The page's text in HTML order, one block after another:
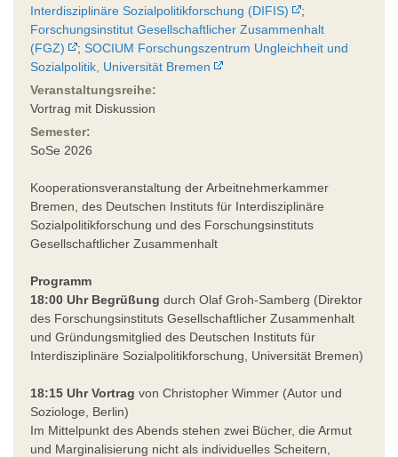
Interdisziplinäre Sozialpolitikforschung (DIFIS)
;
Forschungsinstitut Gesellschaftlicher Zusammenhalt
(FGZ)
; SOCIUM Forschungszentrum Ungleichheit und
Sozialpolitik, Universität Bremen
Veranstaltungsreihe:
Vortrag mit Diskussion
Semester:
SoSe 2026
Kooperationsveranstaltung der Arbeitnehmerkammer
Bremen, des Deutschen Instituts für Interdisziplinäre
Sozialpolitikforschung und des Forschungsinstituts
Gesellschaftlicher Zusammenhalt
Programm
18:00 Uhr Begrüßung durch Olaf Groh-Samberg (Direktor
des Forschungsinstituts Gesellschaftlicher Zusammenhalt
und Gründungsmitglied des Deutschen Instituts für
Interdisziplinäre Sozialpolitikforschung, Universität Bremen)
18:15 Uhr Vortrag von Christopher Wimmer (Autor und
Soziologe, Berlin)
Im Mittelpunkt des Abends stehen zwei Bücher, die Armut
und Marginalisierung nicht als individuelles Scheitern,